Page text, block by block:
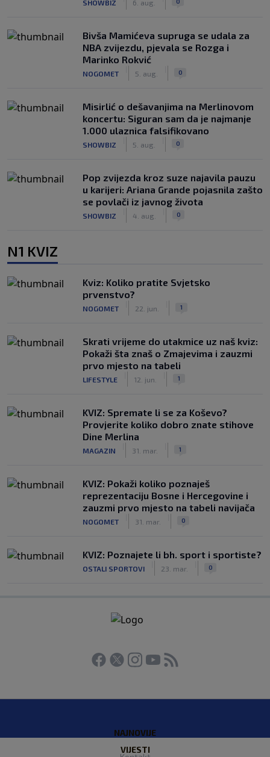
SHOWBIZ 6. aug.
Bivša Mamićeva supruga se udala za
NBA zvijezdu, pjevala se Rozga i
Marinko Rokvić
NOGOMET 5. aug. 0
Misirlić o dešavanjima na Merlinovom
koncertu: Siguran sam da je najmanje
1.000 ulaznica falsifikovano
SHOWBIZ 5. aug. 0
Pop zvijezda kroz suze najavila pauzu
u karijeri: Ariana Grande pojasnila zašto
se povlači iz javnog života
SHOWBIZ 4. aug. 0
N1 KVIZ
Kviz: Koliko pratite Svjetsko
prvenstvo?
NOGOMET 22. jun. 1
Skrati vrijeme do utakmice uz naš kviz:
Pokaži šta znaš o Zmajevima i zauzmi
prvo mjesto na tabeli
LIFESTYLE 12. jun. 1
KVIZ: Spremate li se za Koševo?
Provjerite koliko dobro znate stihove
Dine Merlina
MAGAZIN 31. mar. 1
KVIZ: Pokaži koliko poznaješ
reprezentaciju Bosne i Hercegovine i
zauzmi prvo mjesto na tabeli navijača
NOGOMET 31. mar. 0
KVIZ: Poznajete li bh. sport i sportiste?
OSTALI SPORTOVI 23. mar. 0
NAJNOVIJE
VIJESTI